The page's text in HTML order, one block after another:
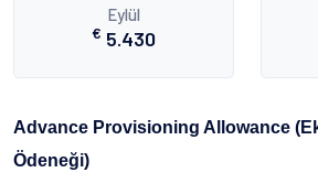
Eylül
€ 5.430
Advance Provisioning Allowance
Ödeneği)